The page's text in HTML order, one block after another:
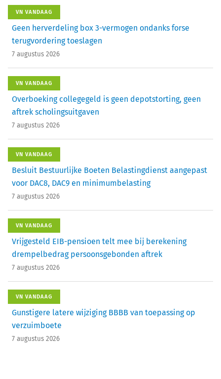
VN VANDAAG
Geen herverdeling box 3-vermogen ondanks forse
terugvordering toeslagen
7 augustus 2026
VN VANDAAG
Overboeking collegegeld is geen depotstorting, geen
aftrek scholingsuitgaven
7 augustus 2026
VN VANDAAG
Besluit Bestuurlijke Boeten Belastingdienst aangepast
voor DAC8, DAC9 en minimumbelasting
7 augustus 2026
VN VANDAAG
Vrijgesteld EIB-pensioen telt mee bij berekening
drempelbedrag persoonsgebonden aftrek
7 augustus 2026
VN VANDAAG
Gunstigere latere wijziging BBBB van toepassing op
verzuimboete
7 augustus 2026